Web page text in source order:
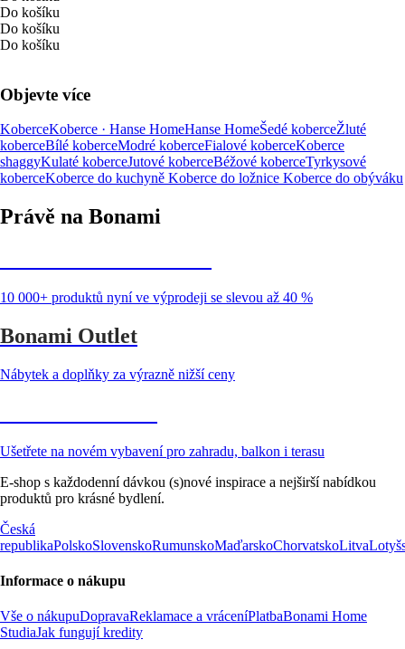
Do košíku
Do košíku
Do košíku
Objevte více
KoberceKoberce · Hanse HomeHanse HomeŠedé koberceŽluté
koberceBílé koberceModré koberceFialové koberceKoberce
shaggyKulaté koberceJutové koberceBéžové koberceTyrkysové
koberceKoberce do kuchyně Koberce do ložnice Koberce do obýváku
Právě na Bonami
10 000+ produktů nyní ve výprodeji se slevou až 40 %
Bonami Outlet
Nábytek a doplňky za výrazně nižší ceny
Ušetřete na novém vybavení pro zahradu, balkon i terasu
E-shop s každodenní dávkou (s)nové inspirace a nejširší nabídkou
produktů pro krásné bydlení.
Česká
republikaPolskoSlovenskoRumunskoMaďarskoChorvatskoLitva
Informace o nákupu
Vše o nákupuDopravaReklamace a vráceníPlatbaBonami Home
StudiaJak fungují kredity